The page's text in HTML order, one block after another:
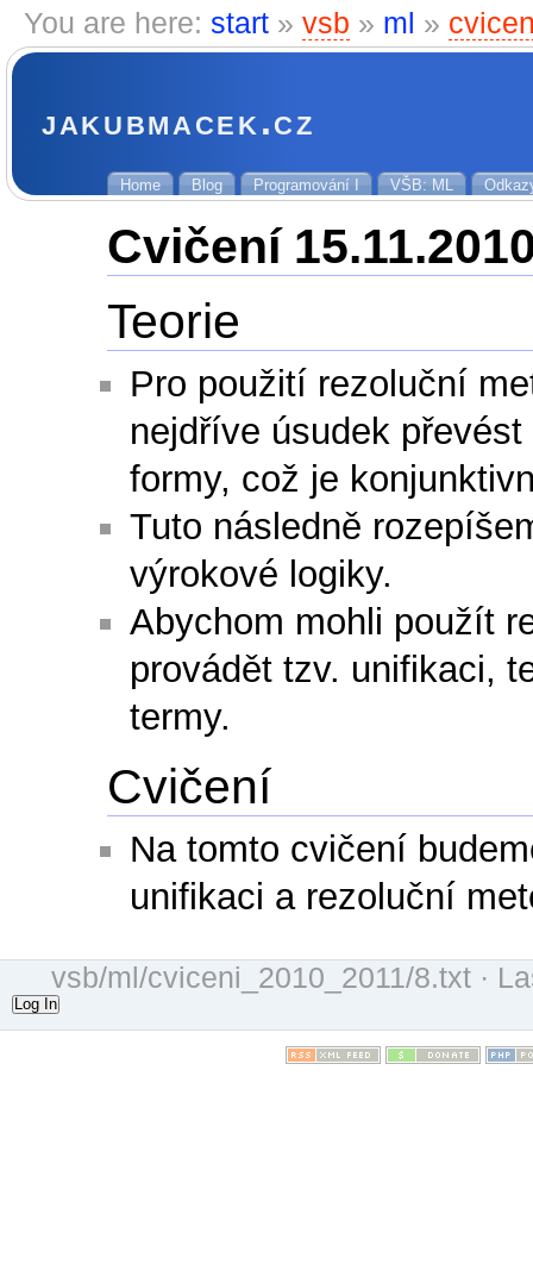
You are here: start » vsb » ml »
jakubmacek.cz
Home Blog Programování I VŠB: ML
Cvičení
Teorie
Pro použití rezoluční
nejdříve úsudek
formy, což je
Tuto následně
výrokové logiky.
Abychom mohli použít
provádět tzv. unifikaci,
termy.
Cvičení
Na tomto cvičení
unifikaci a rezoluční
vsb/ml/cviceni_2010_2011/8.txt·
Log In